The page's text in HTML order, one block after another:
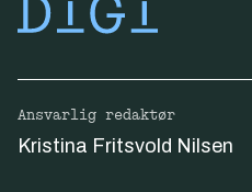
Ansvarlig redaktør
Kristina Fritsvold Nilsen